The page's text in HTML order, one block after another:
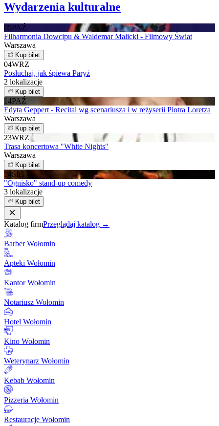
Wydarzenia kulturalne
05PAŹ
Filharmonia Dowcipu & Waldemar Malicki - Filmowy Świat
Warszawa
Kup bilet
04WRZ
Posłuchaj, jak śpiewa Paryż
2 lokalizacje
Kup bilet
14PAŹ
Edyta Geppert - Recital wg scenariusza i w reżyserii Piotra Loretza
Warszawa
Kup bilet
23WRZ
Trasa koncertowa "White Nights"
Warszawa
Kup bilet
14SIE
"Ognisko" stand-up comedy
3 lokalizacje
Kup bilet
Katalog firmPrzeglądaj katalog →
Barber Wołomin
Apteki Wołomin
Kantor Wołomin
Notariusz Wołomin
Hotel Wołomin
Kino Wołomin
Weterynarz Wołomin
Kebab Wołomin
Pizzeria Wołomin
Restauracje Wołomin